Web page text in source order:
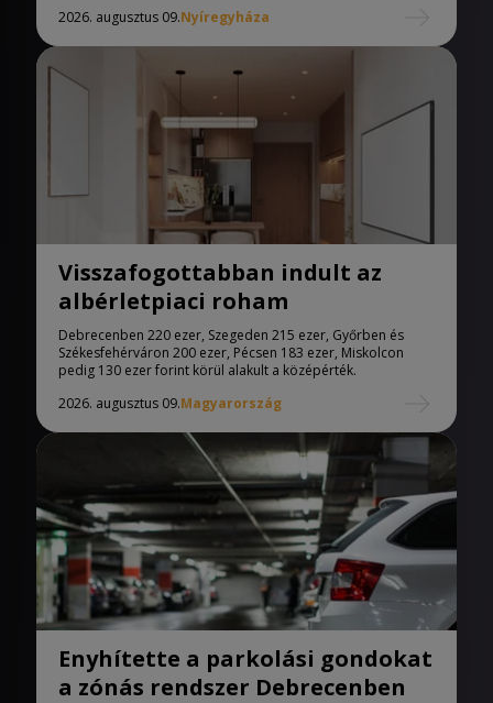
2026. augusztus 09.Nyíregyháza
Visszafogottabban indult az
albérletpiaci roham
Debrecenben 220 ezer, Szegeden 215 ezer, Győrben és
Székesfehérváron 200 ezer, Pécsen 183 ezer, Miskolcon
pedig 130 ezer forint körül alakult a középérték.
2026. augusztus 09.Magyarország
Enyhítette a parkolási gondokat
a zónás rendszer Debrecenben